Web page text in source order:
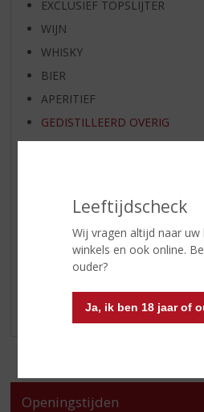
Leeftijdscheck
Wij vragen altijd naar uw
winkels en ook online.
ouder?
Ja, ik ben 18 jaar of
EXCLUSIEF TOPSLIJTER
WIJN
WHISKY
BIER
APERITIEF
GEDISTILLEERD OVERIG
SHOTJES
GLASWERK
GESCHENKVERPAKKING
(RELATIE)GESCHENKEN
VEGAN DRANKEN
Openingstijden